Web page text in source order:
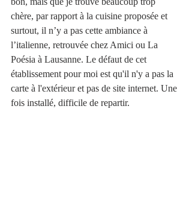
chère, par rapport à la cuisine proposée et
surtout, il n’y a pas cette ambiance à
l’italienne, retrouvée chez Amici ou La
Poésia à Lausanne. Le défaut de cet
établissement pour moi est qu'il n'y a pas la
carte à l'extérieur et pas de site internet. Une
fois installé, difficile de repartir.